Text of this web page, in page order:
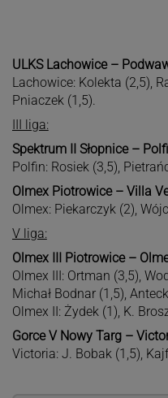
ULKS Lachowice –
Lachowice: Kolekta (2,5),
Pniaczek (1,5).
III liga:
Spektrum II Słopnice –
Polfin: Rosiek (3,5),
Olmex Piotrowice – Villa
Olmex: Piekarczyk (2),
V liga:
Olmex III Piotrowice –
Olmex III: Ortman (3,5),
Michał Bodnar (1,5),
Olmex II: Żydek (1), K.
Gorce V Nowy Targ –
Victoria: J. Bobak (1,5),